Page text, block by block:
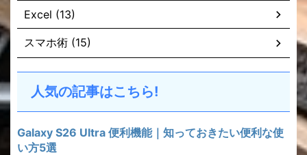
Excel (13)
スマホ術 (15)
人気の記事はこちら!
Galaxy S26 Ultra 便利機能｜知っておきたい便利な使
い方5選